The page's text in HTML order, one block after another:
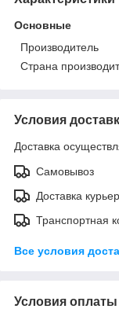
Основные
Производитель
Страна
Условия
Доставка
Самовывоз
Доставка
Транспортная
Все условия
Условия оплаты